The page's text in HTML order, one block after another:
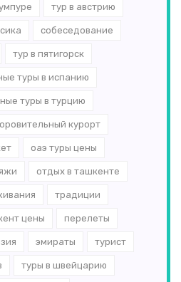
тур в австрию
собеседование
тур в пятигорск
туры в испанию
туры в турцию
курорт
оаэ туры цены
отдых в ташкенте
традиции
цены перелеты
эмираты турист
туры в швейцарию